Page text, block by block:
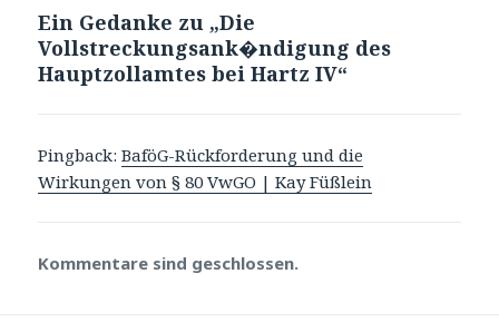
Ein Gedanke zu „Die
Vollstreckungsank�ndigung des
Hauptzollamtes bei Hartz IV“
Pingback:BaföG-Rückforderung und die
Wirkungen von § 80 VwGO | Kay Füßlein
Kommentare sind geschlossen.